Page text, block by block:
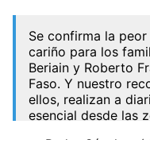
Se confirma la
cariño para los
Beriain y Roberto
Faso. Y nuestro
ellos, realizan a
esencial desde las
— Pedro Sánchez